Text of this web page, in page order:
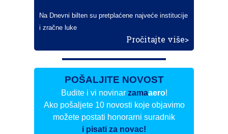
Na Dnevni bilten su pretplaćene najveće institucije
i zračne luke
Pročitajte više>
POŠALJITE NOVOST
Budite i vi novinar zamaaero!
Ako pošaljete 10 novosti koje objavimo
možete postati honorarni suradnik
i pisati za novac!